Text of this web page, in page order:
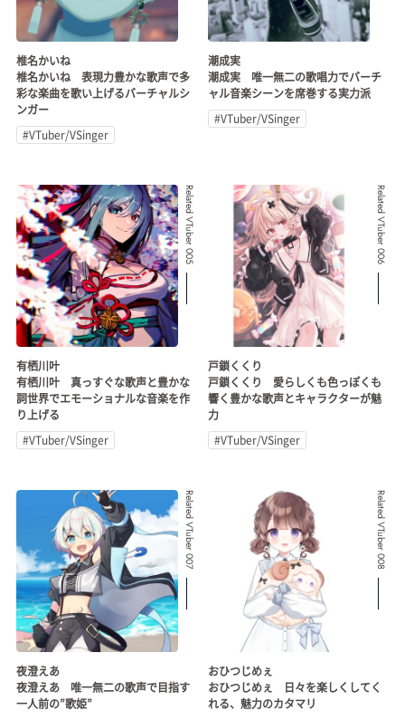
椎名かいね
椎名かいね 表現力豊かな歌声で多
彩な楽曲を歌い上げるバーチャルシ
ンガー
#VTuber/VSinger
潮成実
潮成実 唯一無二の歌唱力でバーチ
ャル音楽シーンを席巻する実力派
#VTuber/VSinger
Related VTuber 005
有栖川叶
有栖川叶 真っすぐな歌声と豊かな
詞世界でエモーショナルな音楽を作
り上げる
#VTuber/VSinger
Related VTuber 006
戸鎖くくり
戸鎖くくり 愛らしくも色っぽくも
響く豊かな歌声とキャラクターが魅
力
#VTuber/VSinger
Related VTuber 007
夜澄えあ
夜澄えあ 唯一無二の歌声で目指す
一人前の”歌姫”
Related VTuber 008
おひつじめぇ
おひつじめぇ 日々を楽しくしてく
れる、魅力のカタマリ